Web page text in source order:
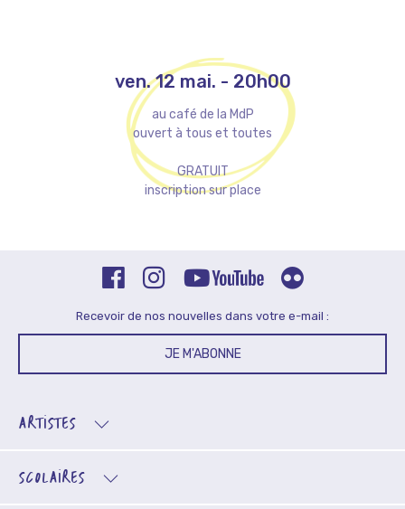
ven. 12 mai. - 20h00
au café de la MdP
ouvert à tous et toutes
GRATUIT
inscription sur place
Recevoir de nos nouvelles dans votre e-mail :
JE M'ABONNE
ARTISTES
SCOLAIRES